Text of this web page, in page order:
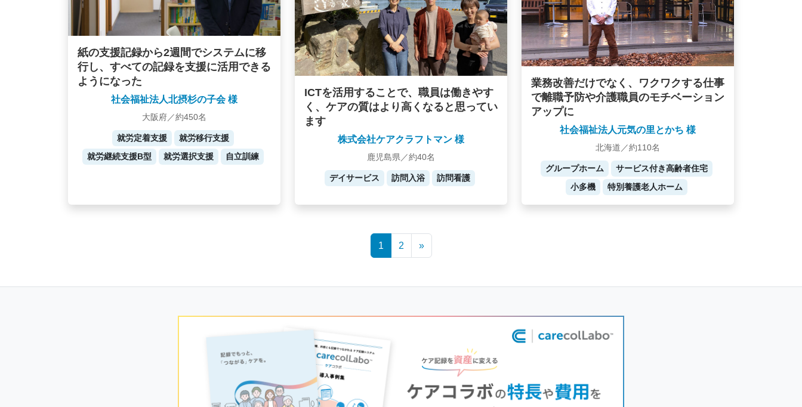
紙の支援記録から2週間でシステムに移
行し、すべての記録を支援に活用できる
ようになった
社会福祉法人北摂杉の子会 様
大阪府／約450名
就労定着支援
就労移行支援
就労継続支援B型
就労選択支援 自立訓練
ICTを活用することで、職員は働きやす
く、ケアの質はより高くなると思ってい
ます
株式会社ケアクラフトマン 様
鹿児島県／約40名
デイサービス 訪問入浴 訪問看護
業務改善だけでなく、ワクワクする仕事
で離職予防や介護職員のモチベーション
アップに
社会福祉法人元気の里とかち 様
北海道／約110名
グループホーム
サービス付き高齢者住宅
小多機
特別養護老人ホーム
1 2 »